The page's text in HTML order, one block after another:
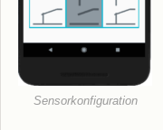
Sensorkonfiguration